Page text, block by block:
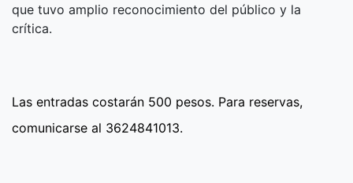
que tuvo amplio reconocimiento del público y la
crítica.
Las entradas costarán 500 pesos. Para reservas,
comunicarse al 3624841013.